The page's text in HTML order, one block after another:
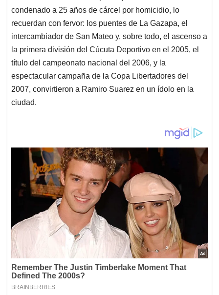
condenado a 25 años de cárcel por homicidio, lo
recuerdan con fervor: los puentes de La Gazapa, el
intercambiador de San Mateo y, sobre todo, el ascenso a
la primera división del Cúcuta Deportivo en el 2005, el
título del campeonato nacional del 2006, y la
espectacular campaña de la Copa Libertadores del
2007, convirtieron a Ramiro Suarez en un ídolo en la
ciudad.